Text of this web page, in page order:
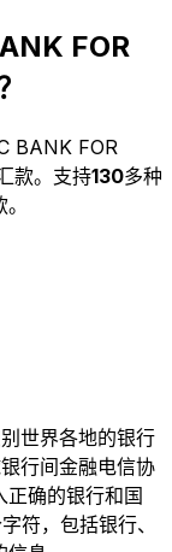
FOR
BANK FOR
款。支持130多种
世界各地的银行
行间金融电信协
正确的银行和国
符，包括银行、